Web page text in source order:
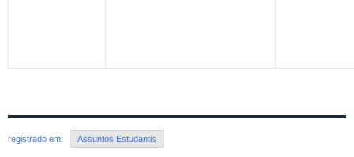
registrado em: Assuntos Estudantis